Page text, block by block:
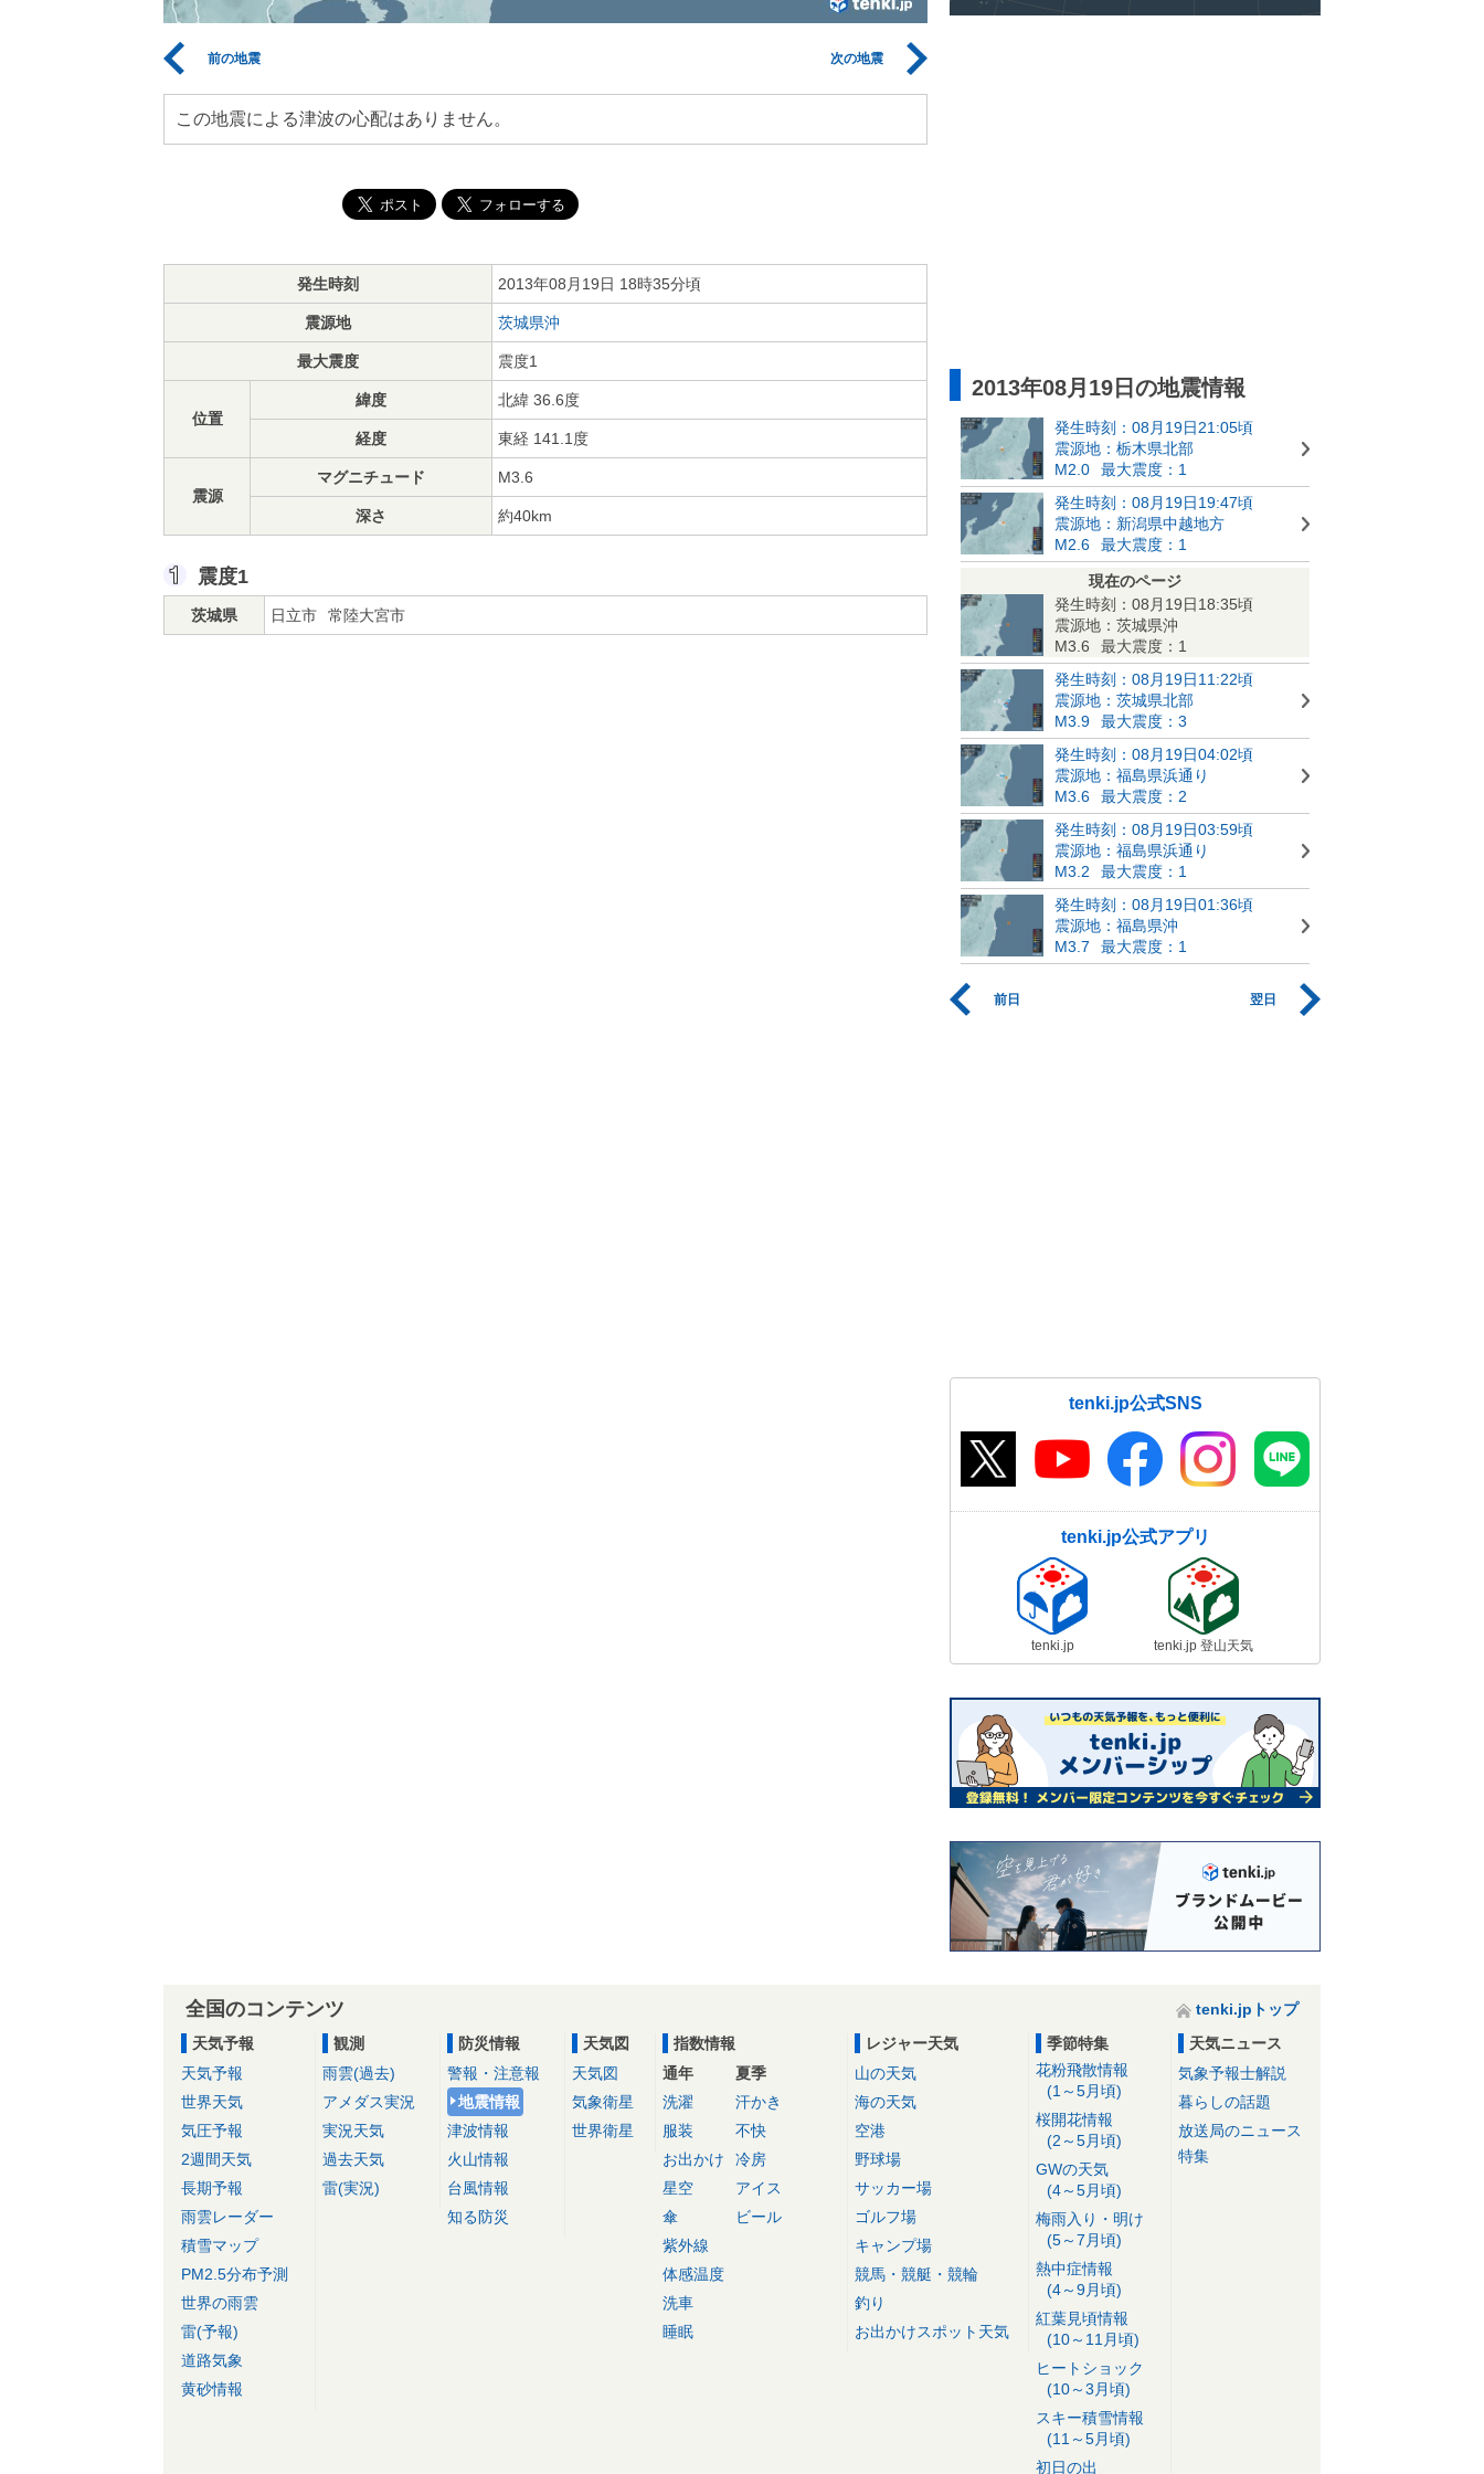
前の地震 次の地震
この地震による津波の心配はありません。
発生時刻 2013年08月19日 18時35分頃
震源地 茨城県沖
最大震度 震度1
位置
緯度 北緯 36.6度
経度 東経 141.1度
震源
マグニチュード M3.6
深さ 約40km
震度1
茨城県 日立市 常陸大宮市
2013年08月19日の地震情報
発生時刻：08月19日21:05頃
震源地：栃木県北部
M2.0
最大震度：1
発生時刻：08月19日19:47頃
震源地：新潟県中越地方
M2.6
最大震度：1
現在のページ
発生時刻：08月19日18:35頃
震源地：茨城県沖
M3.6
最大震度：1
発生時刻：08月19日11:22頃
震源地：茨城県北部
M3.9
最大震度：3
発生時刻：08月19日04:02頃
震源地：福島県浜通り
M3.6
最大震度：2
発生時刻：08月19日03:59頃
震源地：福島県浜通り
M3.2
最大震度：1
発生時刻：08月19日01:36頃
震源地：福島県沖
M3.7
最大震度：1
前日 翌日
tenki.jp公式SNS
tenki.jp公式アプリ
tenki.jp tenki.jp 登山天気
全国のコンテンツ
tenki.jpトップ
天気予報
天気予報
世界天気
気圧予報
2週間天気
長期予報
雨雲レーダー
積雪マップ
PM2.5分布予測
世界の雨雲
雷(予報)
道路気象
黄砂情報
観測
雨雲(過去)
アメダス実況
実況天気
過去天気
雷(実況)
防災情報
警報・注意報
地震情報
津波情報
火山情報
台風情報
知る防災
天気図
天気図
気象衛星
世界衛星
指数情報
通年
洗濯
服装
お出かけ
星空
傘
紫外線
体感温度
洗車
睡眠
夏季
汗かき
不快
冷房
アイス
ビール
レジャー天気
山の天気
海の天気
空港
野球場
サッカー場
ゴルフ場
キャンプ場
競馬・競艇・競輪
釣り
お出かけスポット天気
季節特集
花粉飛散情報
(1～5月頃)
桜開花情報
(2～5月頃)
GWの天気
(4～5月頃)
梅雨入り・明け
(5～7月頃)
熱中症情報
(4～9月頃)
紅葉見頃情報
(10～11月頃)
ヒートショック
(10～3月頃)
スキー積雪情報
(11～5月頃)
初日の出
天気ニュース
気象予報士解説
暮らしの話題
放送局のニュース
特集